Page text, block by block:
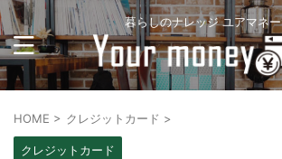
暮らしのナレッジ ユアマネー
HOME > クレジットカード >
クレジットカード